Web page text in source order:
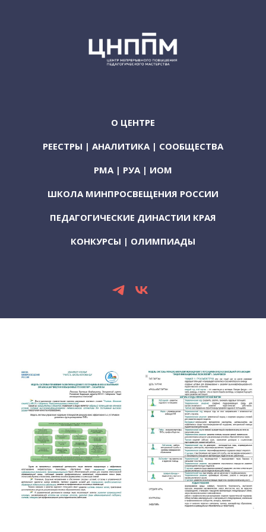
О ЦЕНТРЕ
РЕЕСТРЫ | АНАЛИТИКА | СООБЩЕСТВА
РМА | РУА | ИОМ
ШКОЛА МИНПРОСВЕЩЕНИЯ РОССИИ
ПЕДАГОГИЧЕСКИЕ ДИНАСТИИ КРАЯ
КОНКУРСЫ | ОЛИМПИАДЫ